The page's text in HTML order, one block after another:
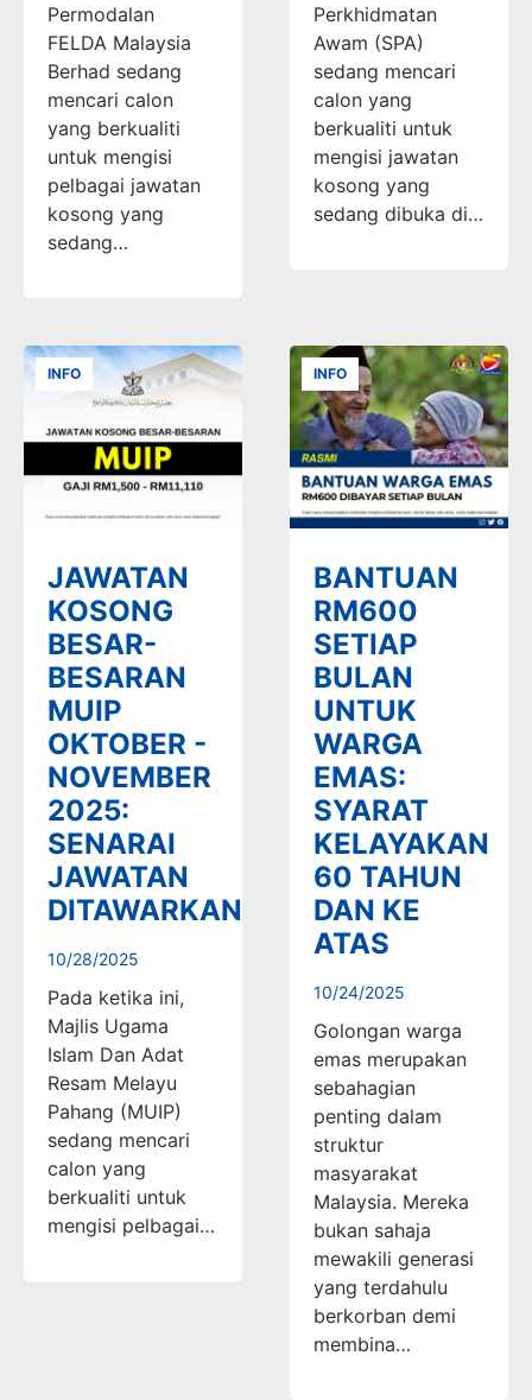
Permodalan
FELDA Malaysia
Berhad sedang
mencari calon
yang berkualiti
untuk mengisi
pelbagai jawatan
kosong yang
sedang…
Perkhidmatan
Awam (SPA)
sedang mencari
calon yang
berkualiti untuk
mengisi jawatan
kosong yang
sedang dibuka di…
INFO
JAWATAN
KOSONG
BESAR-
BESARAN
MUIP
OKTOBER -
NOVEMBER
2025:
SENARAI
JAWATAN
DITAWARKAN
10/28/2025
Pada ketika ini,
Majlis Ugama
Islam Dan Adat
Resam Melayu
Pahang (MUIP)
sedang mencari
calon yang
berkualiti untuk
mengisi pelbagai…
INFO
BANTUAN
RM600
SETIAP
BULAN
UNTUK
WARGA
EMAS:
SYARAT
KELAYAKAN
60 TAHUN
DAN KE
ATAS
10/24/2025
Golongan warga
emas merupakan
sebahagian
penting dalam
struktur
masyarakat
Malaysia. Mereka
bukan sahaja
mewakili generasi
yang terdahulu
berkorban demi
membina…